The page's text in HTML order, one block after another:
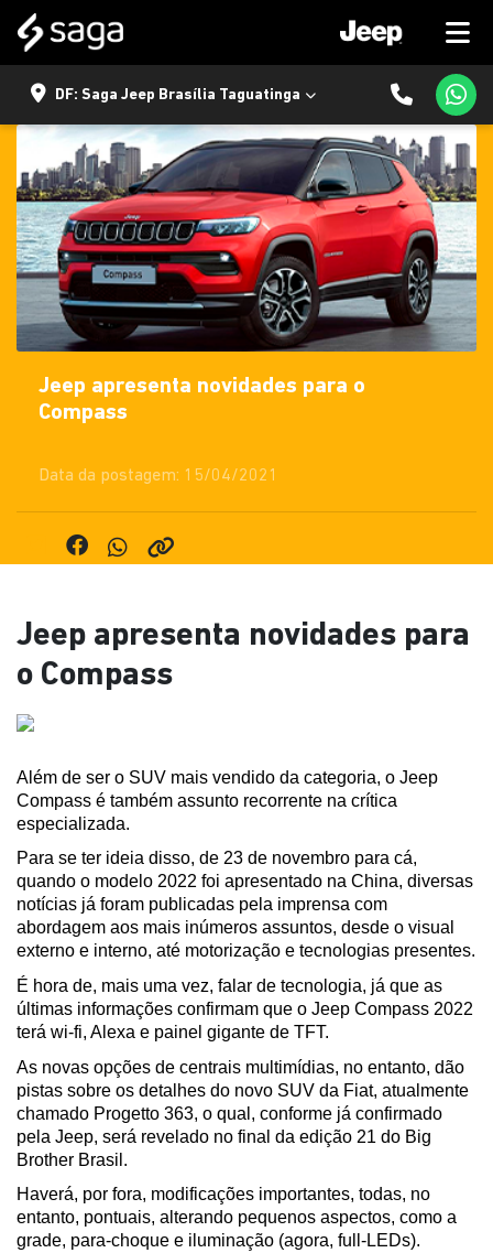
DF: Saga Jeep Brasília Taguatinga
Jeep apresenta novidades para o
Compass
Data da postagem: 15/04/2021
Jeep apresenta novidades para
o Compass
Além de ser o SUV mais vendido da categoria, o Jeep
Compass é também assunto recorrente na crítica
especializada.
Para se ter ideia disso, de 23 de novembro para cá,
quando o modelo 2022 foi apresentado na China, diversas
notícias já foram publicadas pela imprensa com
abordagem aos mais inúmeros assuntos, desde o visual
externo e interno, até motorização e tecnologias presentes.
É hora de, mais uma vez, falar de tecnologia, já que as
últimas informações confirmam que o Jeep Compass 2022
terá wi-fi, Alexa e painel gigante de TFT.
As novas opções de centrais multimídias, no entanto, dão
pistas sobre os detalhes do novo SUV da Fiat, atualmente
chamado Progetto 363, o qual, conforme já confirmado
pela Jeep, será revelado no final da edição 21 do Big
Brother Brasil.
Haverá, por fora, modificações importantes, todas, no
entanto, pontuais, alterando pequenos aspectos, como a
grade, para-choque e iluminação (agora, full-LEDs).